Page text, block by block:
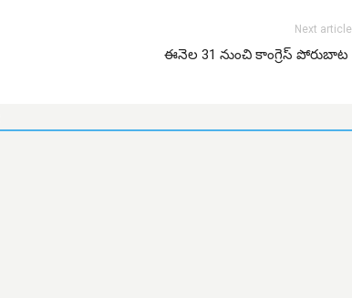
Next article
ఈనెల 31 నుంచి కాంగ్రెస్ పోరుబాట